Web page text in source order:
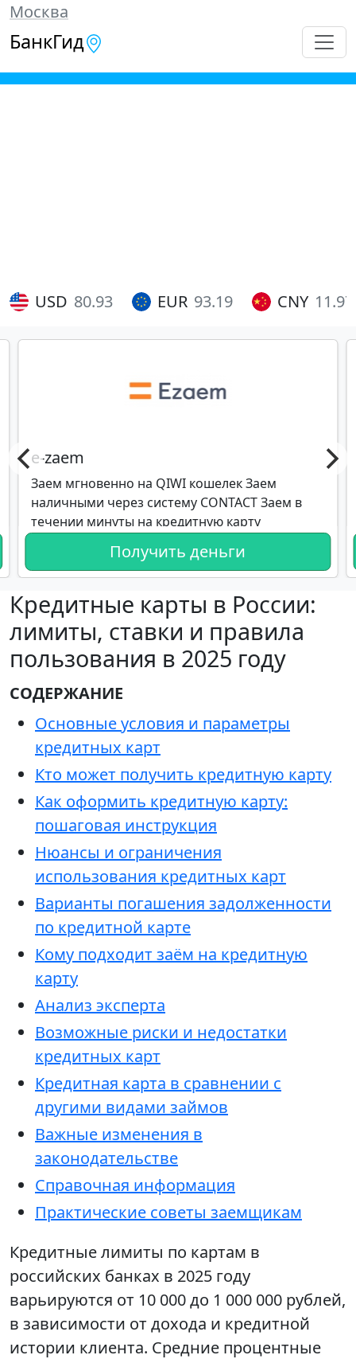
Москва
БанкГид
USD 80.93 EUR 93.19 CNY 11.97
e-zaem
Заем мгновенно на QIWI кошелек Заем
наличными через систему CONTACT Заем в
течении минуты на кредитную карту
Получить деньги
Кредитные карты в России:
лимиты, ставки и правила
пользования в 2025 году
СОДЕРЖАНИЕ
Основные условия и параметры
кредитных карт
Кто может получить кредитную карту
Как оформить кредитную карту:
пошаговая инструкция
Нюансы и ограничения
использования кредитных карт
Варианты погашения задолженности
по кредитной карте
Кому подходит заём на кредитную
карту
Анализ эксперта
Возможные риски и недостатки
кредитных карт
Кредитная карта в сравнении с
другими видами займов
Важные изменения в
законодательстве
Справочная информация
Практические советы заемщикам
Кредитные лимиты по картам в
российских банках в 2025 году
варьируются от 10 000 до 1 000 000 рублей,
в зависимости от дохода и кредитной
истории клиента. Средние процентные